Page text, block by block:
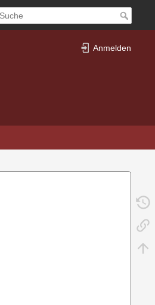
Anmelden